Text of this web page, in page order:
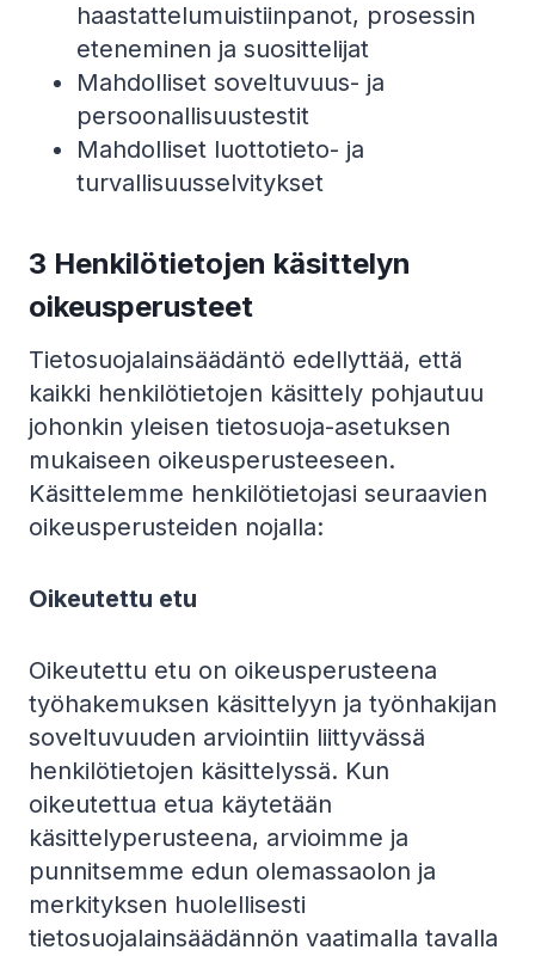
haastattelumuistiinpanot, prosessin
eteneminen ja suosittelijat
Mahdolliset soveltuvuus- ja
persoonallisuustestit
Mahdolliset luottotieto- ja
turvallisuusselvitykset
3 Henkilötietojen käsittelyn
oikeusperusteet
Tietosuojalainsäädäntö edellyttää, että
kaikki henkilötietojen käsittely pohjautuu
johonkin yleisen tietosuoja-asetuksen
mukaiseen oikeusperusteeseen.
Käsittelemme henkilötietojasi seuraavien
oikeusperusteiden nojalla:
Oikeutettu etu
Oikeutettu etu on oikeusperusteena
työhakemuksen käsittelyyn ja työnhakijan
soveltuvuuden arviointiin liittyvässä
henkilötietojen käsittelyssä. Kun
oikeutettua etua käytetään
käsittelyperusteena, arvioimme ja
punnitsemme edun olemassaolon ja
merkityksen huolellisesti
tietosuojalainsäädännön vaatimalla tavalla